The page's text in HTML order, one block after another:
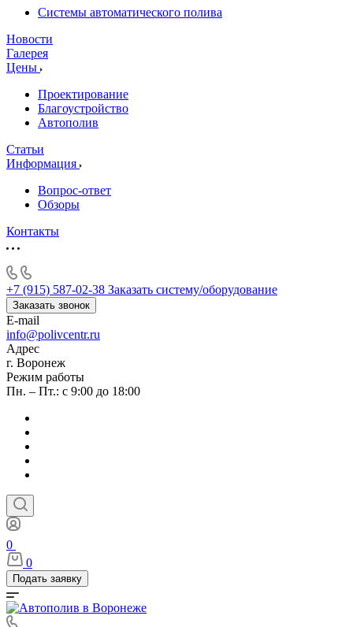
Системы автоматического полива
Новости
Галерея
Цены
Проектирование
Благоустройство
Автополив
Статьи
Информация
Вопрос-ответ
Обзоры
Контакты
+7 (915) 587-02-38 Заказать систему/оборудование
Заказать звонок
E-mail
info@polivcentr.ru
Адрес
г. Воронеж
Режим работы
Пн. – Пт.: с 9:00 до 18:00
0
0
Подать заявку